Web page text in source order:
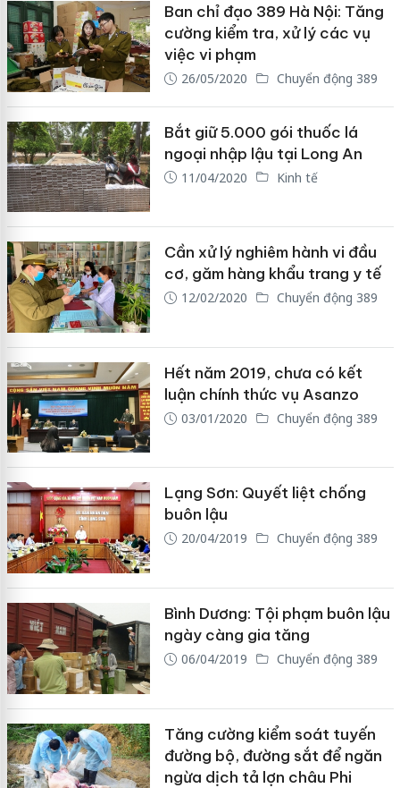
Ban chỉ đạo 389 Hà Nội: Tăng
cường kiểm tra, xử lý các vụ
việc vi phạm
26/05/2020 Chuyển động 389
Bắt giữ 5.000 gói thuốc lá
ngoại nhập lậu tại Long An
11/04/2020 Kinh tế
Cần xử lý nghiêm hành vi đầu
cơ, găm hàng khẩu trang y tế
12/02/2020 Chuyển động 389
Hết năm 2019, chưa có kết
luận chính thức vụ Asanzo
03/01/2020 Chuyển động 389
Lạng Sơn: Quyết liệt chống
buôn lậu
20/04/2019 Chuyển động 389
Bình Dương: Tội phạm buôn lậu
ngày càng gia tăng
06/04/2019 Chuyển động 389
Tăng cường kiểm soát tuyến
đường bộ, đường sắt để ngăn
ngừa dịch tả lợn châu Phi